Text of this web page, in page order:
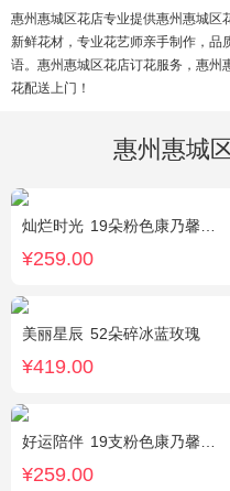
惠州惠城区花店专业提供惠州惠城区
新鲜花材，专业花艺师亲手制作，品
语。惠州惠城区花店订花服务，惠州
花配送上门！
惠州惠城
灿烂时光 19朵粉色康乃馨，2支多头粉百合，桔梗、黄莺搭配
¥259.00
美丽星辰 52朵碎冰蓝玫瑰
¥419.00
好运陪伴 19支粉色康乃馨，3支多头香水百合，搭配满天星、黄莺装饰。
¥259.00